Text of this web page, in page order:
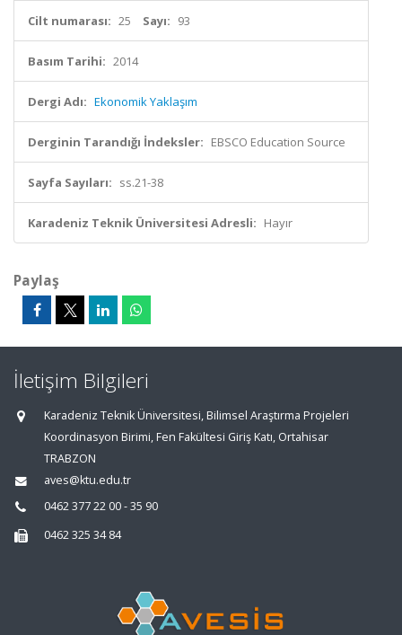
Cilt numarası: 25 Sayı: 93
Basım Tarihi: 2014
Dergi Adı: Ekonomik Yaklaşım
Derginin Tarandığı İndeksler: EBSCO Education Source
Sayfa Sayıları: ss.21-38
Karadeniz Teknik Üniversitesi Adresli: Hayır
Paylaş
İletişim Bilgileri
Karadeniz Teknik Üniversitesi, Bilimsel Araştırma Projeleri
Koordinasyon Birimi, Fen Fakültesi Giriş Katı, Ortahisar
TRABZON
aves@ktu.edu.tr
0462 377 22 00 - 35 90
0462 325 34 84